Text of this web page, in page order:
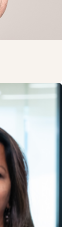
& van
een
LL.M.
Advanced
werkte
als advocaat